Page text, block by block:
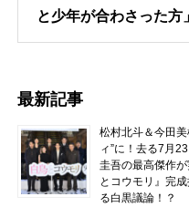
と少年が合わさった方
最新記事
松村北斗＆今田
ィ”に！去る7月
圭吾の最高傑作
とコウモリ』完
る白黒議論！？